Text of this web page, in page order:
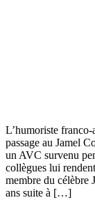
L’humoriste
passage au Jamel
un AVC survenu
collègues lui
membre du célèbre
ans suite à […]